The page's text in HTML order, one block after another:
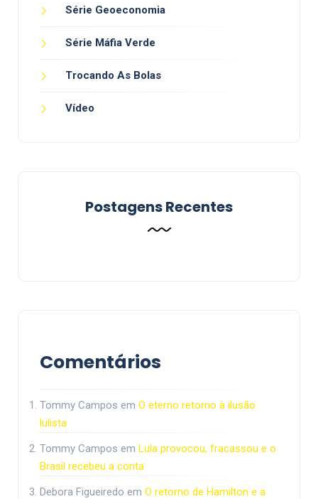
Série Geoeconomia
Série Máfia Verde
Trocando As Bolas
Vídeo
Postagens Recentes
Comentários
Tommy Campos em O eterno retorno à ilusão
lulista
Tommy Campos em Lula provocou, fracassou e o
Brasil recebeu a conta
Debora Figueiredo em O retorno de Hamilton e a